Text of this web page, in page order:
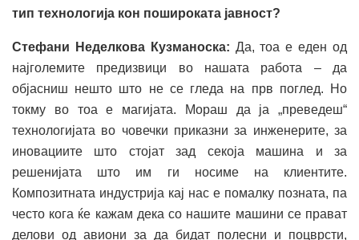
тип технологија кон пошироката јавност?
Стефани Неделкова Кузманоска: Да, тоа е еден од
најголемите предизвици во нашата работа – да
објасниш нешто што не се гледа на прв поглед. Но
токму во тоа е магијата. Мораш да ја „преведеш“
технологијата во човечки приказни за инженерите, за
иновациите што стојат зад секоја машина и за
решенијата што им ги носиме на клиентите.
Композитната индустрија кај нас е помалку позната, па
често кога ќе кажам дека со нашите машини се прават
делови од авиони за да бидат полесни и поцврсти,